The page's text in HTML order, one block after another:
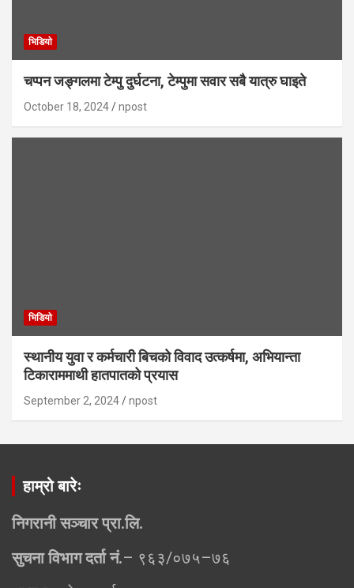
भिडियाे
चप्पन जङ्गलमा टेम्पु दुर्घटना, टेम्पुमा सवार सबै यात्रु घाइते
October 18, 2024 npost
भिडियाे
स्थानीय युवा र कर्मचारी बिचको विवाद उत्कर्षमा, अभियान्ता
टिकाराममाथी हातपातको प्रयास
September 2, 2024 npost
हाम्रो बारेः
निगरानी सञ्चार प्रा.लि.
सुचना विभाग दर्ता नं.– ९६३/०७५–७६